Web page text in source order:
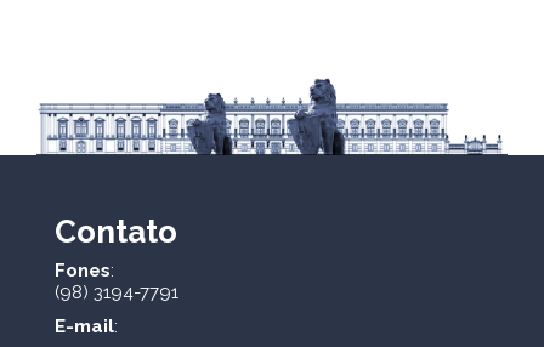
Contato
Fones:
(98) 3194-7791
E-mail: